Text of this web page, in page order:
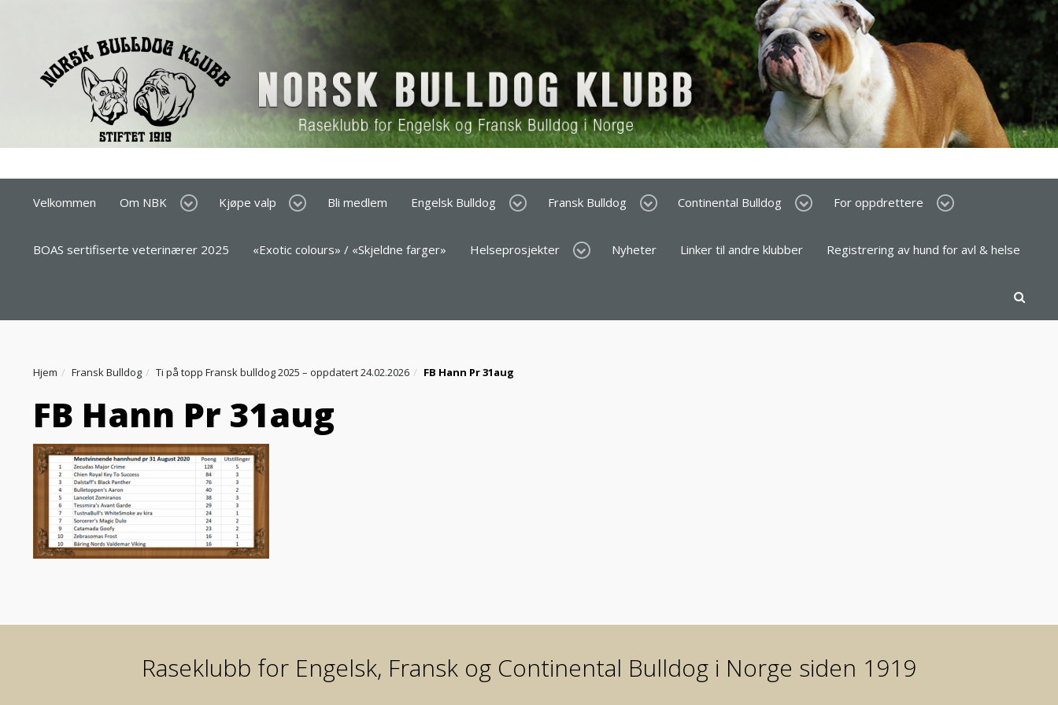
Velkommen Om NBK Kjøpe valp Bli medlem Engelsk Bulldog Fransk Bulldog Continental Bulldog For oppdrettere
BOAS sertifiserte veterinærer 2025 «Exotic colours» / «Skjeldne farger» Helseprosjekter Nyheter Linker til andre klubber Registrering av hund for avl & helse
Hjem Fransk Bulldog Ti på topp Fransk bulldog 2025 – oppdatert 24.02.2026 FB Hann Pr 31aug
FB Hann Pr 31aug
Raseklubb for Engelsk, Fransk og Continental Bulldog i Norge siden 1919